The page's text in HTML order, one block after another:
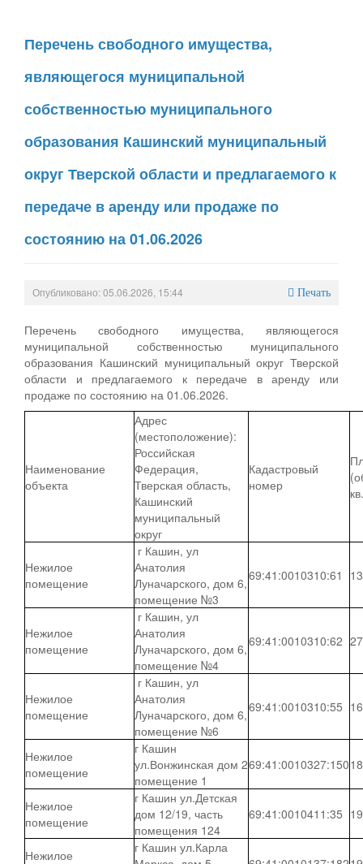
Перечень свободного имущества,
являющегося муниципальной
собственностью муниципального
образования Кашинский муниципальный
округ Тверской области и предлагаемого к
передаче в аренду или продаже по
состоянию на 01.06.2026
Опубликовано: 05.06.2026, 15:44 Печать
Перечень свободного имущества, являющегося
муниципальной собственностью муниципального
образования Кашинский муниципальный округ Тверской
области и предлагаемого к передаче в аренду или
продаже по состоянию на 01.06.2026.
Наименование
объекта
Адрес
(местоположение):
Российская
Федерация,
Тверская область,
Кашинский
муниципальный
округ
Кадастровый
номер
Нежилое
помещение
г Кашин, ул
Анатолия
Луначарского, дом 6,
помещение №3
69:41:0010310:61
Нежилое
помещение
г Кашин, ул
Анатолия
Луначарского, дом 6,
помещение №4
69:41:0010310:62
Нежилое
помещение
г Кашин, ул
Анатолия
Луначарского, дом 6,
помещение №6
69:41:0010310:55
Нежилое
помещение
г Кашин
ул.Вонжинская дом 2
помещение 1
69:41:0010327:150
Нежилое
помещение
г Кашин ул.Детская
дом 12/19, часть
помещения 124
69:41:0010411:35
Нежилое
г Кашин ул.Карла